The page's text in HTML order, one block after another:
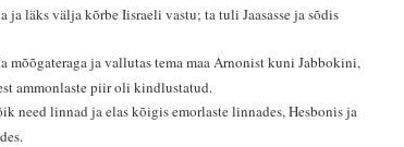
ja läks välja kõrbe Iisraeli vastu; ta tuli Jaasasse ja sõdis
mõõgateraga ja vallutas tema maa Arnonist kuni Jabbokini,
ammonlaste piir oli kindlustatud.
need linnad ja elas kõigis emorlaste linnades, Hesbonis ja